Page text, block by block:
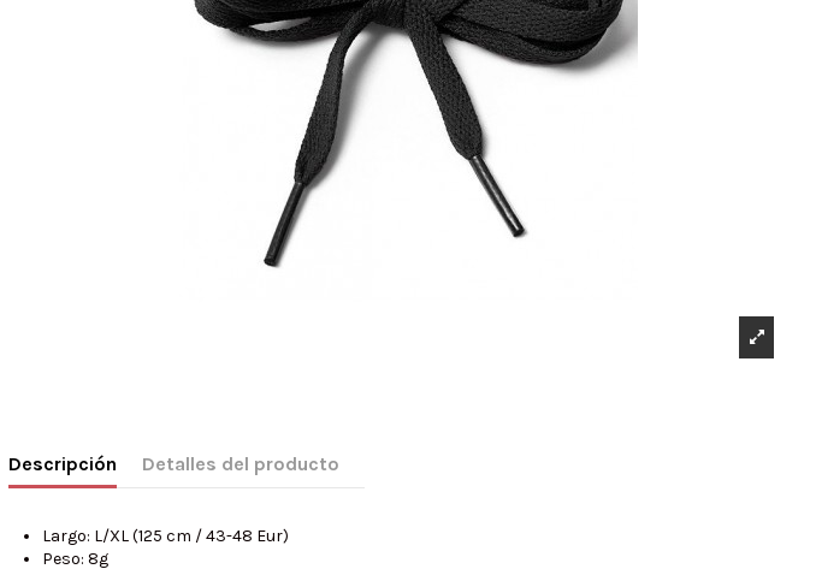
Descripción Detalles del producto
Largo: L/XL (125 cm / 43-48 Eur)
Peso: 8g